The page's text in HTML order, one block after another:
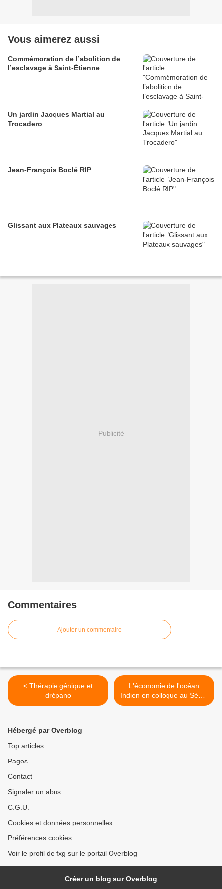
Vous aimerez aussi
Commémoration de l’abolition de
l’esclavage à Saint-Étienne
Un jardin Jacques Martial au
Trocadero
Jean-François Boclé RIP
Glissant aux Plateaux sauvages
Publicité
Commentaires
Ajouter un commentaire
< Thérapie génique et
drépano
L'économie de l'océan
Indien en colloque au Sénat
>
Hébergé par Overblog
Top articles
Pages
Contact
Signaler un abus
C.G.U.
Cookies et données personnelles
Préférences cookies
Voir le profil de fxg sur le portail Overblog
Créer un blog sur Overblog